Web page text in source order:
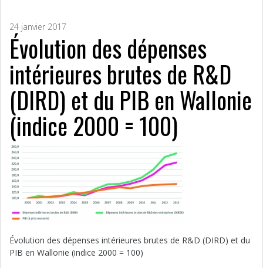
24 janvier 2017
Évolution des dépenses
intérieures brutes de R&D
(DIRD) et du PIB en Wallonie
(indice 2000 = 100)
Évolution des dépenses intérieures brutes de R&D (DIRD) et du
PIB en Wallonie (indice 2000 = 100)